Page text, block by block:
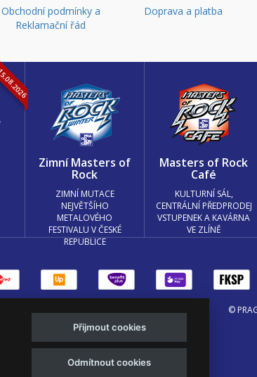
Obchodní podmínky a
Reklamační řád
Doprava a platba
Zimní Masters of
Rock
ZIMNÍ MUTACE
NEJVĚTŠÍHO
METALOVÉHO
FESTIVALU V ČESKÉ
REPUBLICE
Masters of Rock
Café
KULTURNÍ SÁL,
CENTRÁLNÍ PŘEDPRODEJ
VSTUPENEK A KAVÁRNA
VE ZLÍNĚ
©
s.r.o. aViktor Eyermann
Přijmout cookies
Odmítnout cookies